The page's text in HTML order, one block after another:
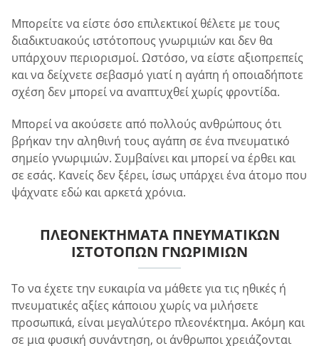
Μπορείτε να είστε όσο επιλεκτικοί θέλετε με τους
διαδικτυακούς ιστότοπους γνωριμιών και δεν θα
υπάρχουν περιορισμοί. Ωστόσο, να είστε αξιοπρεπείς
και να δείχνετε σεβασμό γιατί η αγάπη ή οποιαδήποτε
σχέση δεν μπορεί να αναπτυχθεί χωρίς φροντίδα.
Μπορεί να ακούσετε από πολλούς ανθρώπους ότι
βρήκαν την αληθινή τους αγάπη σε ένα πνευματικό
σημείο γνωριμιών. Συμβαίνει και μπορεί να έρθει και
σε εσάς. Κανείς δεν ξέρει, ίσως υπάρχει ένα άτομο που
ψάχνατε εδώ και αρκετά χρόνια.
ΠΛΕΟΝΕΚΤΉΜΑΤΑ ΠΝΕΥΜΑΤΙΚΏΝ
ΙΣΤΌΤΟΠΩΝ ΓΝΩΡΙΜΙΏΝ
Το να έχετε την ευκαιρία να μάθετε για τις ηθικές ή
πνευματικές αξίες κάποιου χωρίς να μιλήσετε
προσωπικά, είναι μεγαλύτερο πλεονέκτημα. Ακόμη και
σε μια φυσική συνάντηση, οι άνθρωποι χρειάζονται